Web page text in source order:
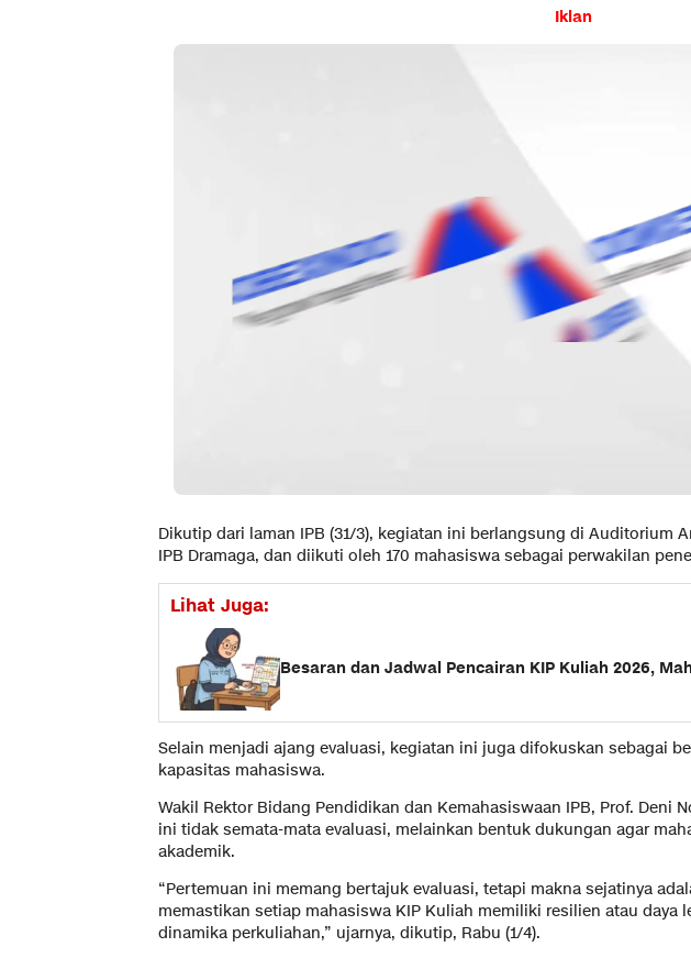
Iklan
Dikutip dari laman IPB (31/3), kegiatan ini berlangsung di Auditorium
IPB Dramaga, dan diikuti oleh 170 mahasiswa sebagai perwakilan
Lihat Juga:
Besaran dan Jadwal Pencairan KIP Kuliah 2026,
Selain menjadi ajang evaluasi, kegiatan ini juga difokuskan sebagai
kapasitas mahasiswa.
Wakil Rektor Bidang Pendidikan dan Kemahasiswaan IPB, Prof. Deni
ini tidak semata-mata evaluasi, melainkan bentuk dukungan agar
akademik.
“Pertemuan ini memang bertajuk evaluasi, tetapi makna sejatinya
memastikan setiap mahasiswa KIP Kuliah memiliki resilien atau daya
dinamika perkuliahan,” ujarnya, dikutip, Rabu (1/4).